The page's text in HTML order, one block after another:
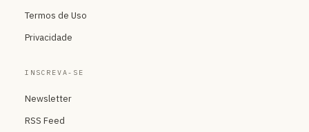
Termos de Uso
Privacidade
INSCREVA-SE
Newsletter
RSS Feed